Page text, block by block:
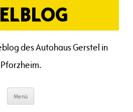
des Autohaus Gerstel in
Pforzheim.
Menü